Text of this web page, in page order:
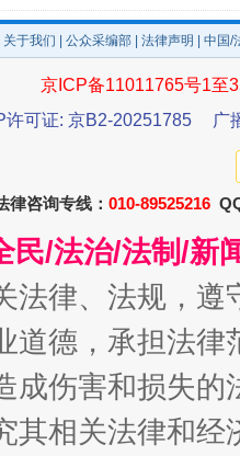
一
关于我们 公众采编部 法律声明 | 中国
京ICP备11011765号1至
许可证: 京B2-20251785
广
律咨询专线： 010-89525216
民/法治/法制/新
法律、法规，
道德，承担法
成伤害和损失
其相关法律和